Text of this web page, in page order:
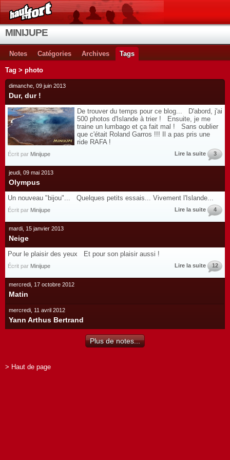
MINIJUPE
Notes Catégories Archives Tags
Tag > photo
dimanche, 09 juin 2013
Dur, dur !
De trouver du temps pour ce blog... D'abord, j'ai
500 photos d'Islande à trier ! Ensuite, je me
traine un lumbago et ça fait mal ! Sans oublier
que c'était Roland Garros !!! Il a pas pris une
ride RAFA !
Écrit par Minijupe Lire la suite 3
jeudi, 09 mai 2013
Olympus
Un nouveau "bijou"... Quelques petits essais... Vivement l'Islande...
Écrit par Minijupe Lire la suite 4
mardi, 15 janvier 2013
Neige
Pour le plaisir des yeux Et pour son plaisir aussi !
Écrit par Minijupe Lire la suite 12
mercredi, 17 octobre 2012
Matin
mercredi, 11 avril 2012
Yann Arthus Bertrand
Plus de notes...
> Haut de page